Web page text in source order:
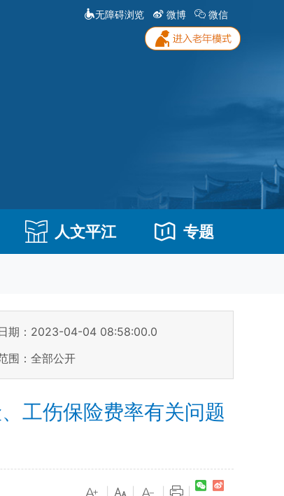
无障碍浏览 微博 微信
人文平江 专题
期：2023-04-04 08:58:00.0
围：全部公开
工伤保险费率有关问题